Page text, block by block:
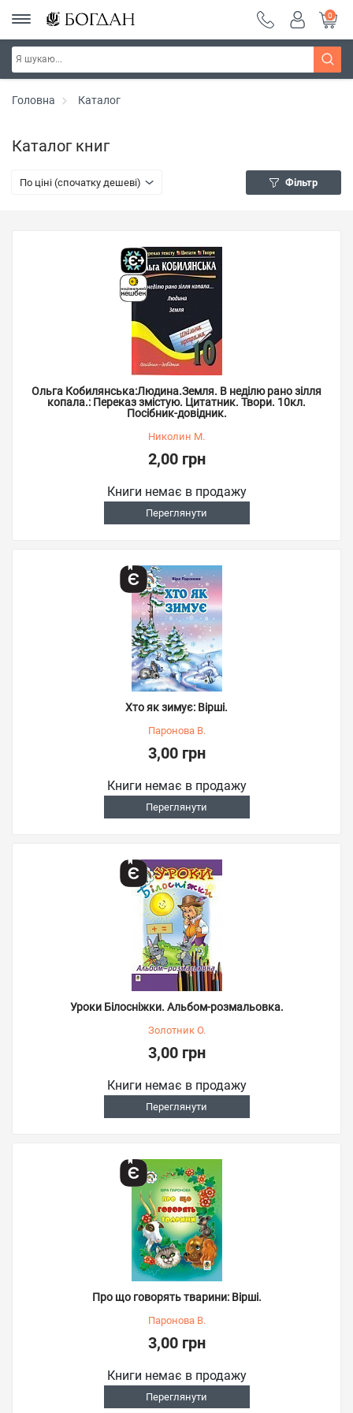
0
Головна Каталог
Каталог книг
По ціні (спочатку дешеві) Фільтр
Ольга Кобилянська:Людина.Земля. В неділю рано зілля
копала.: Переказ змістую. Цитатник. Твори. 10кл.
Посібник-довідник.
Николин М.
2,00 грн
Книги немає в продажу
Переглянути
Хто як зимує: Вірші.
Паронова В.
3,00 грн
Книги немає в продажу
Переглянути
Уроки Білосніжки. Альбом-розмальовка.
Золотник О.
3,00 грн
Книги немає в продажу
Переглянути
Про що говорять тварини: Вірші.
Паронова В.
3,00 грн
Книги немає в продажу
Переглянути